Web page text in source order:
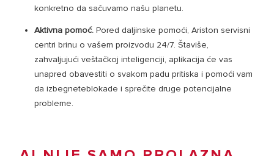
konkretno da sačuvamo našu planetu.
Aktivna pomoć. Pored daljinske pomoći, Ariston servisni
centri brinu o vašem proizvodu 24/7. Štaviše,
zahvaljujući veštačkoj inteligenciji, aplikacija će vas
unapred obavestiti o svakom padu pritiska i pomoći vam
da izbegneteblokade i sprečite druge potencijalne
probleme.